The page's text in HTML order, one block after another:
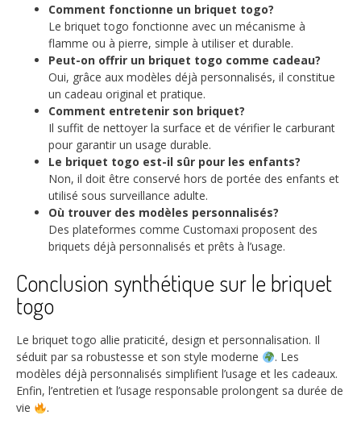
Comment fonctionne un briquet togo?
Le briquet togo fonctionne avec un mécanisme à
flamme ou à pierre, simple à utiliser et durable.
Peut-on offrir un briquet togo comme cadeau?
Oui, grâce aux modèles déjà personnalisés, il constitue
un cadeau original et pratique.
Comment entretenir son briquet?
Il suffit de nettoyer la surface et de vérifier le carburant
pour garantir un usage durable.
Le briquet togo est-il sûr pour les enfants?
Non, il doit être conservé hors de portée des enfants et
utilisé sous surveillance adulte.
Où trouver des modèles personnalisés?
Des plateformes comme Customaxi proposent des
briquets déjà personnalisés et prêts à l’usage.
Conclusion synthétique sur le briquet
togo
Le briquet togo allie praticité, design et personnalisation. Il
séduit par sa robustesse et son style moderne
. Les
modèles déjà personnalisés simplifient l’usage et les cadeaux.
Enfin, l’entretien et l’usage responsable prolongent sa durée de
vie
.